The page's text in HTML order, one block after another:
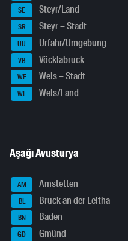
SE Steyr/Land
SR Steyr – Stadt
UU Urfahr/Umgebung
VB Vöcklabruck
WE Wels – Stadt
WL Wels/Land
Aşağı Avusturya
AM Amstetten
BL Bruck an der Leitha
BN Baden
GD Gmünd